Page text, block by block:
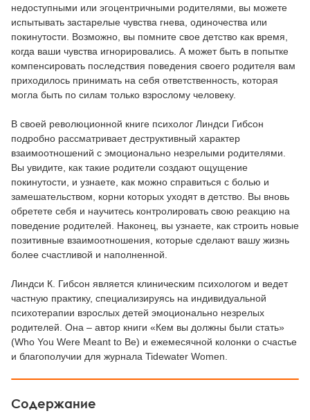
недоступными или эгоцентричными родителями, вы можете
испытывать застарелые чувства гнева, одиночества или
покинутости. Возможно, вы помните свое детство как время,
когда ваши чувства игнорировались. А может быть в попытке
компенсировать последствия поведения своего родителя вам
приходилось принимать на себя ответственность, которая
могла быть по силам только взрослому человеку.
В своей революционной книге психолог Линдси Гибсон
подробно рассматривает деструктивный характер
взаимоотношений с эмоционально незрелыми родителями.
Вы увидите, как такие родители создают ощущение
покинутости, и узнаете, как можно справиться с болью и
замешательством, корни которых уходят в детство. Вы вновь
обретете себя и научитесь контролировать свою реакцию на
поведение родителей. Наконец, вы узнаете, как строить новые
позитивные взаимоотношения, которые сделают вашу жизнь
более счастливой и наполненной.
Линдси К. Гибсон является клиническим психологом и ведет
частную практику, специализируясь на индивидуальной
психотерапии взрослых детей эмоционально незрелых
родителей. Она – автор книги «Кем вы должны были стать»
(Who You Were Meant to Be) и ежемесячной колонки о счастье
и благополучии для журнала Tidewater Women.
Содержание